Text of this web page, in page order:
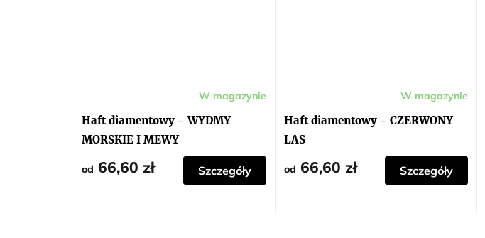
Haft diamentowy - WYDMY
MORSKIE I MEWY
produktu
wynosi
5,0
na
gwiazdek.
W magazynie
od 66,60 zł Szczegóły
Haft diamentowy - CZERWONY
LAS
W magazynie
od 66,60 zł Szczegóły